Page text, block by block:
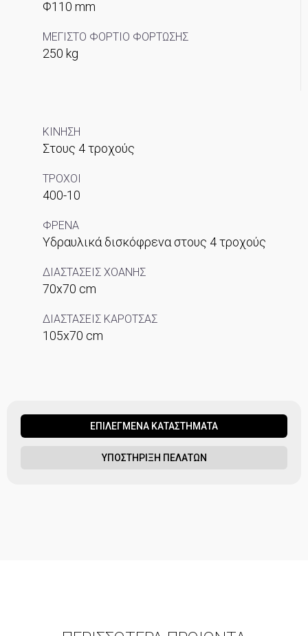
ΕΠΙΛΕΓΜΕΝΑ ΚΑΤΑΣΤΗΜΑΤΑ
ΥΠΟΣΤΗΡΙΞΗ ΠΕΛΑΤΩΝ
Φ110 mm
ΜΕΓΙΣΤΟ ΦΟΡΤΙΟ ΦΟΡΤΩΣΗΣ
250 kg
ΚΙΝΗΣΗ
Στους 4 τροχούς
ΤΡΟΧΟΙ
400-10
ΦΡΕΝΑ
Υδραυλικά δισκόφρενα στους 4 τροχούς
ΔΙΑΣΤΑΣΕΙΣ ΧΟΑΝΗΣ
70x70 cm
ΔΙΑΣΤΑΣΕΙΣ ΚΑΡΟΤΣΑΣ
105x70 cm